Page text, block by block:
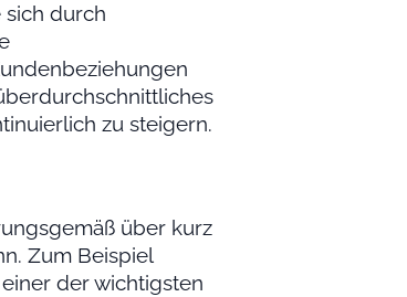
sich durch
zu steigern.
über kurz
Zum Beispiel
der wichtigsten